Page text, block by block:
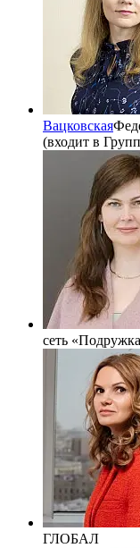
Вацковская
(входит в
сеть
ГЛОБАЛ